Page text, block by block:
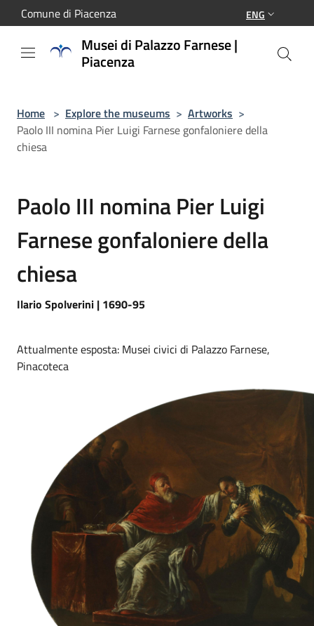
Salta al contenuto principale
Comune di Piacenza ENG
Musei di Palazzo Farnese |
Piacenza
Home > Explore the museums > Artworks >
Paolo III nomina Pier Luigi Farnese gonfaloniere della
chiesa
Paolo III nomina Pier Luigi
Farnese gonfaloniere della
chiesa
Ilario Spolverini | 1690-95
Attualmente esposta: Musei civici di Palazzo Farnese,
Pinacoteca